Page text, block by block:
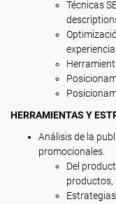
Técnicas
HERRAMIENTAS Y
Análisis de la
promocionales.
Del
productos,